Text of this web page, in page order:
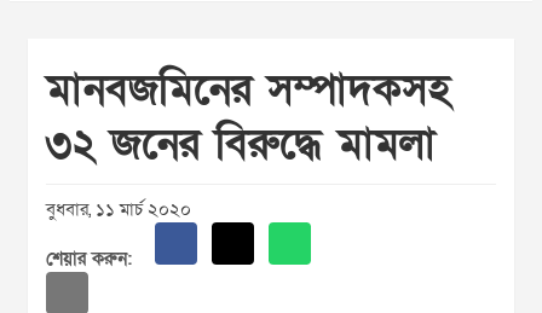
মানবজমিনের সম্পাদকসহ
৩২ জনের বিরুদ্ধে মামলা
বুধবার, ১১ মার্চ ২০২০
শেয়ার করুন: